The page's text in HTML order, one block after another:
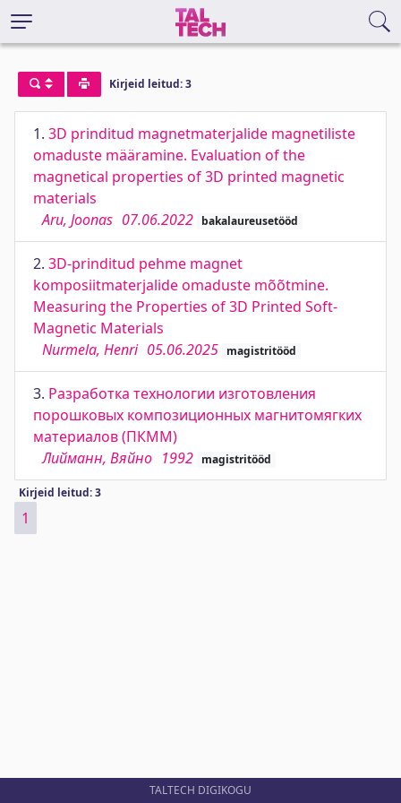
Kirjeid leitud: 3
1. 3D prinditud magnetmaterjalide magnetiliste
omaduste määramine. Evaluation of the
magnetical properties of 3D printed magnetic
materials
Aru, Joonas 07.06.2022 bakalaureusetööd
2. 3D-prinditud pehme magnet
komposiitmaterjalide omaduste mõõtmine.
Measuring the Properties of 3D Printed Soft-
Magnetic Materials
Nurmela, Henri 05.06.2025 magistritööd
3. Разработка технологии изготовления
порошковых композиционных магнитомягких
материалов (ПКММ)
Лийманн, Вяйно 1992 magistritööd
Kirjeid leitud: 3
1
TALTECH DIGIKOGU